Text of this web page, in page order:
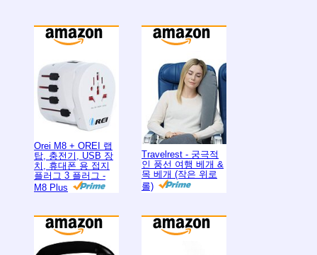
Orei M8 + OREI 랩
탑, 충전기, USB 장
치, 휴대폰 용 접지
플러그 3 플러그 -
M8 Plus
Travelrest - 궁극적
인 풍선 여행 베개 &
목 베개 (작은 위로
롤)